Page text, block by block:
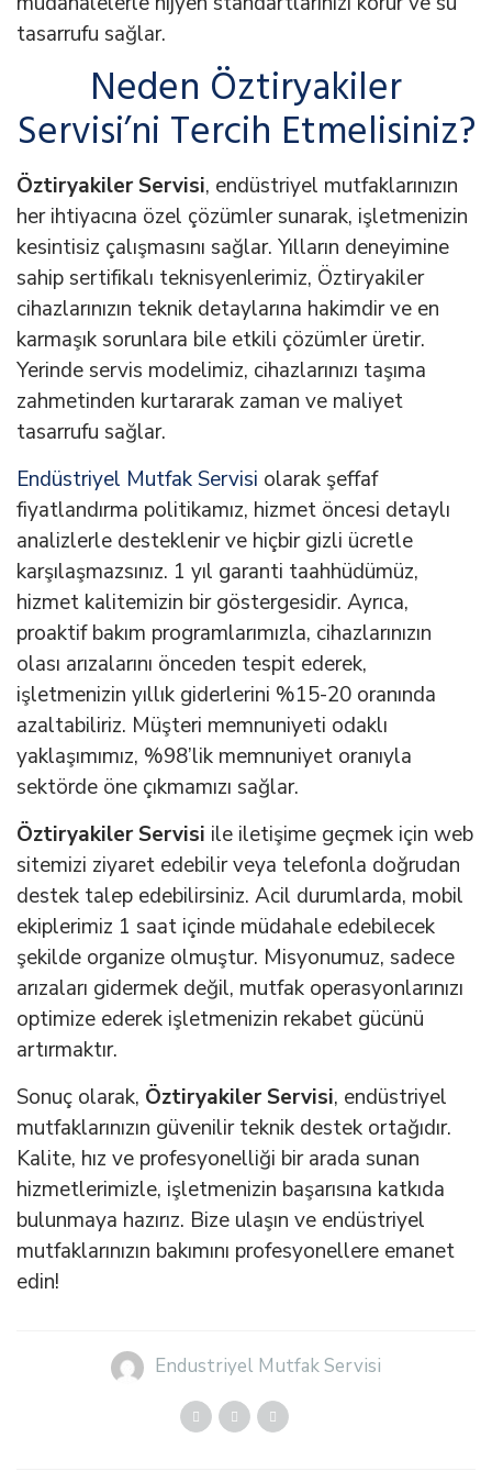
tasarrufu sağlar.
Neden Öztiryakiler
Servisi’ni Tercih Etmelisiniz?
Öztiryakiler Servisi, endüstriyel mutfaklarınızın
her ihtiyacına özel çözümler sunarak, işletmenizin
kesintisiz çalışmasını sağlar. Yılların deneyimine
sahip sertifikalı teknisyenlerimiz, Öztiryakiler
cihazlarınızın teknik detaylarına hakimdir ve en
karmaşık sorunlara bile etkili çözümler üretir.
Yerinde servis modelimiz, cihazlarınızı taşıma
zahmetinden kurtararak zaman ve maliyet
tasarrufu sağlar.
Endüstriyel Mutfak Servisi olarak şeffaf
fiyatlandırma politikamız, hizmet öncesi detaylı
analizlerle desteklenir ve hiçbir gizli ücretle
karşılaşmazsınız. 1 yıl garanti taahhüdümüz,
hizmet kalitemizin bir göstergesidir. Ayrıca,
proaktif bakım programlarımızla, cihazlarınızın
olası arızalarını önceden tespit ederek,
işletmenizin yıllık giderlerini %15-20 oranında
azaltabiliriz. Müşteri memnuniyeti odaklı
yaklaşımımız, %98’lik memnuniyet oranıyla
sektörde öne çıkmamızı sağlar.
Öztiryakiler Servisi ile iletişime geçmek için web
sitemizi ziyaret edebilir veya telefonla doğrudan
destek talep edebilirsiniz. Acil durumlarda, mobil
ekiplerimiz 1 saat içinde müdahale edebilecek
şekilde organize olmuştur. Misyonumuz, sadece
arızaları gidermek değil, mutfak operasyonlarınızı
optimize ederek işletmenizin rekabet gücünü
artırmaktır.
Sonuç olarak, Öztiryakiler Servisi, endüstriyel
mutfaklarınızın güvenilir teknik destek ortağıdır.
Kalite, hız ve profesyonelliği bir arada sunan
hizmetlerimizle, işletmenizin başarısına katkıda
bulunmaya hazırız. Bize ulaşın ve endüstriyel
mutfaklarınızın bakımını profesyonellere emanet
edin!
Endustriyel Mutfak Servisi